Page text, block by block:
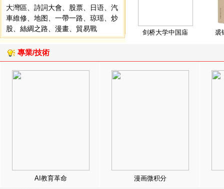
大灣區
詩詞大會 股票 日语
汽
車維修
地图 一帶一路 琼瑶
炒
股
絲綢之路 漫畫 貿易戰 剑桥大学中国庙 裘
專業/技術
AI教育革命 漫画微积分